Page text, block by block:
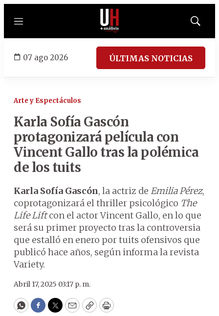
Menú
Mostrar
07 ago 2026 ÚLTIMAS NOTICIAS
Arte y Espectáculos
Karla Sofía Gascón
protagonizará película con
Vincent Gallo tras la polémica
de los tuits
Karla Sofía Gascón, la actriz de Emilia Pérez,
coprotagonizará el thriller psicológico The
Life Liftcon el actor Vincent Gallo, en lo que
será su primer proyecto tras la controversia
que estalló en enero por tuits ofensivos que
publicó hace años, según informa la revista
Variety.
Abril 17, 2025 03:17 p. m.
WhatsApp
Facebook
Twitter
EmailCopyPrint